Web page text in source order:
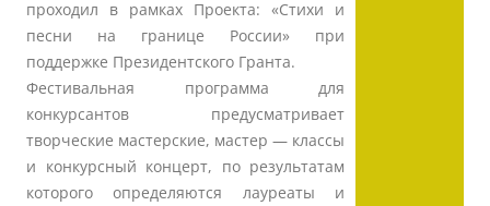
проходил в рамках Проекта: «Стихи и
песни на границе России» при
поддержке Президентского Гранта.
Фестивальная программа для
конкурсантов предусматривает
творческие мастерские, мастер — классы
и конкурсный концерт, по результатам
которого определяются лауреаты и